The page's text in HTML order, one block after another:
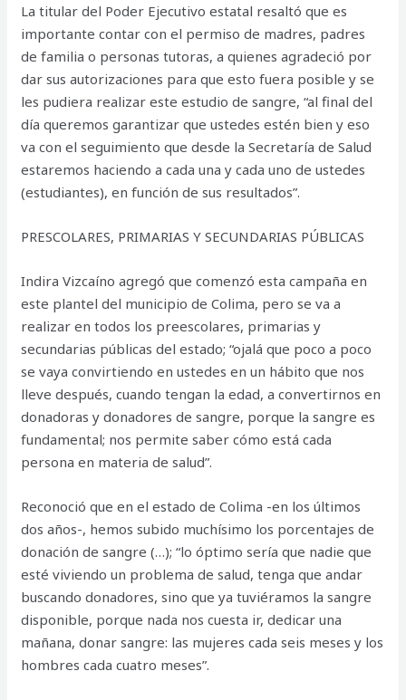
La titular del Poder Ejecutivo estatal resaltó que es
importante contar con el permiso de madres, padres
de familia o personas tutoras, a quienes agradeció por
dar sus autorizaciones para que esto fuera posible y se
les pudiera realizar este estudio de sangre, “al final del
día queremos garantizar que ustedes estén bien y eso
va con el seguimiento que desde la Secretaría de Salud
estaremos haciendo a cada una y cada uno de ustedes
(estudiantes), en función de sus resultados”.
PRESCOLARES, PRIMARIAS Y SECUNDARIAS PÚBLICAS
Indira Vizcaíno agregó que comenzó esta campaña en
este plantel del municipio de Colima, pero se va a
realizar en todos los preescolares, primarias y
secundarias públicas del estado; “ojalá que poco a poco
se vaya convirtiendo en ustedes en un hábito que nos
lleve después, cuando tengan la edad, a convertirnos en
donadoras y donadores de sangre, porque la sangre es
fundamental; nos permite saber cómo está cada
persona en materia de salud”.
Reconoció que en el estado de Colima -en los últimos
dos años-, hemos subido muchísimo los porcentajes de
donación de sangre (…); “lo óptimo sería que nadie que
esté viviendo un problema de salud, tenga que andar
buscando donadores, sino que ya tuviéramos la sangre
disponible, porque nada nos cuesta ir, dedicar una
mañana, donar sangre: las mujeres cada seis meses y los
hombres cada cuatro meses”.